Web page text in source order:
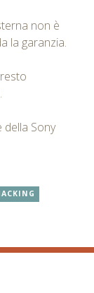
non è
la garanzia.
della Sony